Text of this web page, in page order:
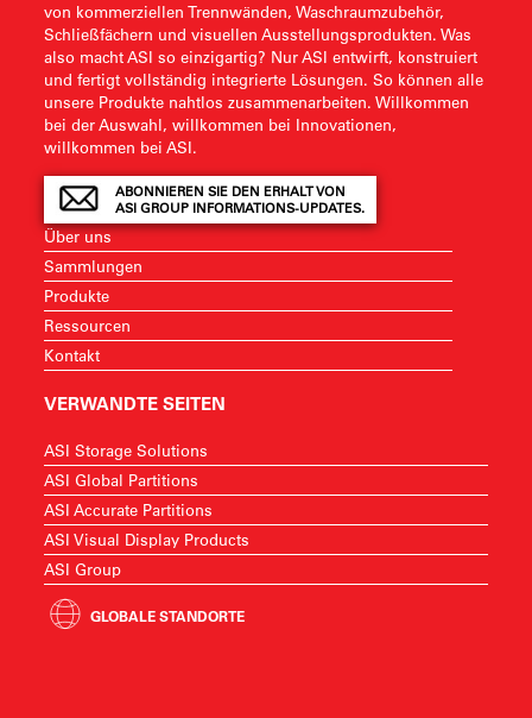
von kommerziellen Trennwänden, Waschraumzubehör,
Schließfächern und visuellen Ausstellungsprodukten. Was
also macht ASI so einzigartig? Nur ASI entwirft, konstruiert
und fertigt vollständig integrierte Lösungen. So können alle
unsere Produkte nahtlos zusammenarbeiten. Willkommen
bei der Auswahl, willkommen bei Innovationen,
willkommen bei ASI.
ABONNIEREN SIE DEN ERHALT VON
ASI GROUP INFORMATIONS-UPDATES.
Über uns
Sammlungen
Produkte
Ressourcen
Kontakt
VERWANDTE SEITEN
ASI Storage Solutions
ASI Global Partitions
ASI Accurate Partitions
ASI Visual Display Products
ASI Group
GLOBALE STANDORTE